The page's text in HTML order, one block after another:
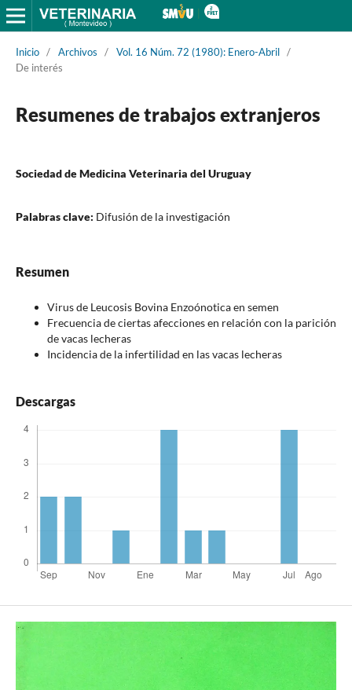
Inicio / Archivos / Vol. 16 Núm. 72 (1980): Enero-Abril /
De interés
Resumenes de trabajos extranjeros
Sociedad de Medicina Veterinaria del Uruguay
Palabras clave: Difusión de la investigación
Resumen
Virus de Leucosis Bovina Enzoónotica en semen
Frecuencia de ciertas afecciones en relación con la parición
de vacas lecheras
Incidencia de la infertilidad en las vacas lecheras
Descargas